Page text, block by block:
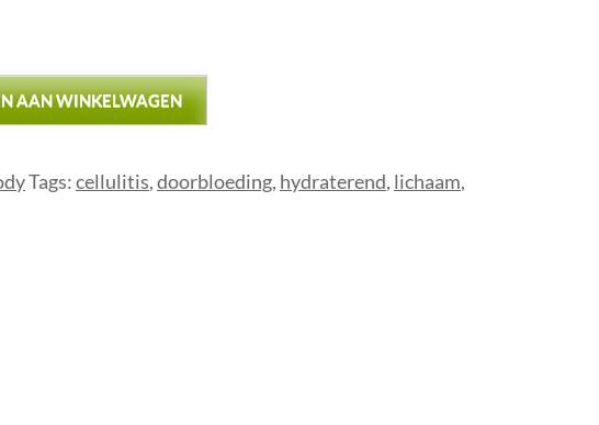
AAN WINKELWAGEN
Tags:cellulitis,doorbloeding, hydraterend, lichaam,